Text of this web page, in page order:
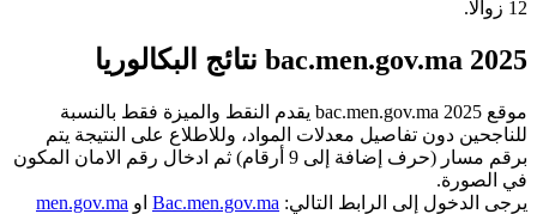
12 زوالا.
bac.men.gov.ma 2025 نتائج البكالوريا
موقع bac.men.gov.ma 2025 يقدم النقط والميزة فقط بالنسبة
للناجحين دون تفاصيل معدلات المواد، وللاطلاع على النتيجة يتم
برقم مسار (حرف إضافة إلى 9 أرقام) ثم ادخال رقم الامان المكون
في الصورة.
يرجى الدخول إلى الرابط التالي: Bac.men.gov.ma او men.gov.ma